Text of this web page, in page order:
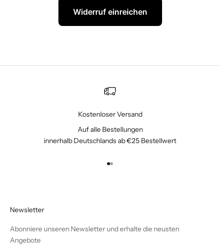
Widerruf einreichen
Kostenloser Versand
Auf alle Bestellungen
innerhalb Deutschlands ab €25 Bestellwert
Gehe zu Element 1
Gehe zu Element 2
Newsletter
Abonniere unseren Newsletter und erhalte die neusten
Angebote